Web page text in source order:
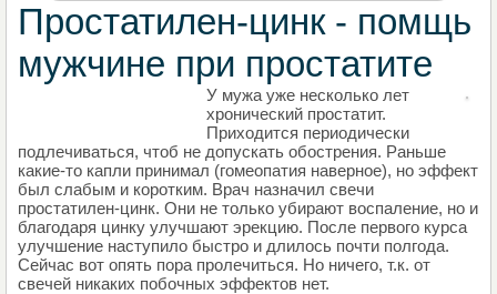
Простатилен-цинк - помщь
мужчине при простатите
У мужа уже несколько лет
хронический простатит.
Приходится периодически
подлечиваться, чтоб не допускать обострения. Раньше
какие-то капли принимал (гомеопатия наверное), но эффект
был слабым и коротким. Врач назначил свечи
простатилен-цинк. Они не только убирают воспаление, но и
благодаря цинку улучшают эрекцию. После первого курса
улучшение наступило быстро и длилось почти полгода.
Сейчас вот опять пора пролечиться. Но ничего, т.к. от
свечей никаких побочных эффектов нет.